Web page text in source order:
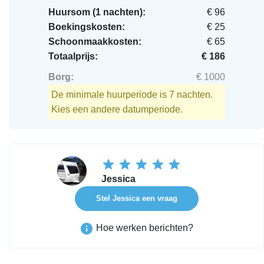
Huursom (1 nachten):
€ 96
Boekingskosten:
€ 25
Schoonmaakkosten:
€ 65
Totaalprijs:
€ 186
Borg:
€ 1000
De minimale huurperiode is 7 nachten.
Kies een andere datumperiode.
Jessica
Stel Jessica een vraag
Hoe werken berichten?